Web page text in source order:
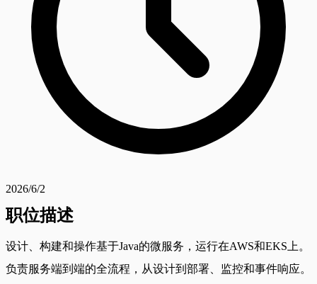
2026/6/2
职位描述
设计、构建和操作基于Java的微服务，运行在AWS和EKS上。
负责服务端到端的全流程，从设计到部署、监控和事件响应。